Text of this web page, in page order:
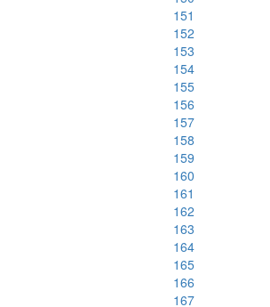
151
152
153
154
155
156
157
158
159
160
161
162
163
164
165
166
167